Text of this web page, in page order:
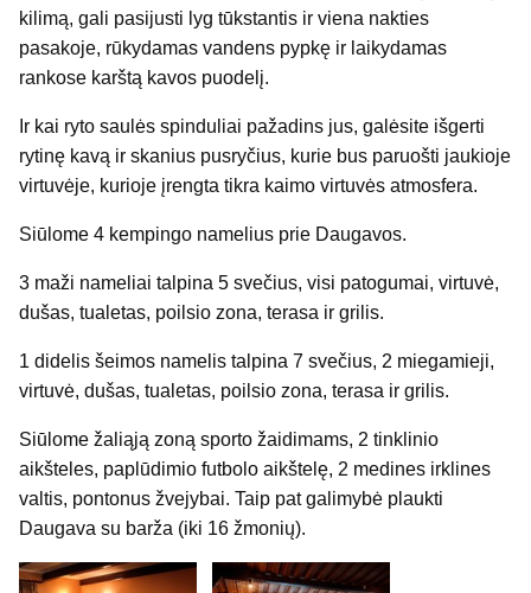
kilimą, gali pasijusti lyg tūkstantis ir viena nakties
pasakoje, rūkydamas vandens pypkę ir laikydamas
rankose karštą kavos puodelį.
Ir kai ryto saulės spinduliai pažadins jus, galėsite išgerti
rytinę kavą ir skanius pusryčius, kurie bus paruošti jaukioje
virtuvėje, kurioje įrengta tikra kaimo virtuvės atmosfera.
Siūlome 4 kempingo namelius prie Daugavos.
3 maži nameliai talpina 5 svečius, visi patogumai, virtuvė,
dušas, tualetas, poilsio zona, terasa ir grilis.
1 didelis šeimos namelis talpina 7 svečius, 2 miegamieji,
virtuvė, dušas, tualetas, poilsio zona, terasa ir grilis.
Siūlome žaliąją zoną sporto žaidimams, 2 tinklinio
aikšteles, paplūdimio futbolo aikštelę, 2 medines irklines
valtis, pontonus žvejybai. Taip pat galimybė plaukti
Daugava su barža (iki 16 žmonių).